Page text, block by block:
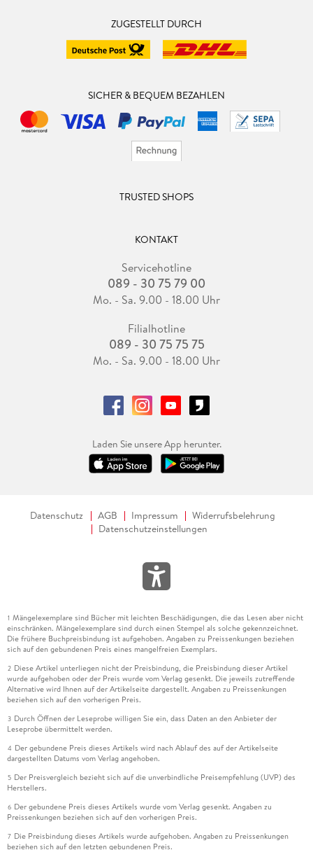
ZUGESTELLT DURCH
SICHER & BEQUEM BEZAHLEN
TRUSTED SHOPS
KONTAKT
Servicehotline
089 - 30 75 79 00
Mo. - Sa. 9.00 - 18.00 Uhr
Filialhotline
089 - 30 75 75 75
Mo. - Sa. 9.00 - 18.00 Uhr
Laden Sie unsere App herunter.
Datenschutz AGB Impressum
Widerrufsbelehrung
Datenschutzeinstellungen
1 Mängelexemplare sind Bücher mit leichten Beschädigungen, die das Lesen aber nicht
einschränken. Mängelexemplare sind durch einen Stempel als solche gekennzeichnet.
Die frühere Buchpreisbindung ist aufgehoben. Angaben zu Preissenkungen beziehen
sich auf den gebundenen Preis eines mangelfreien Exemplars.
2 Diese Artikel unterliegen nicht der Preisbindung, die Preisbindung dieser Artikel
wurde aufgehoben oder der Preis wurde vom Verlag gesenkt. Die jeweils zutreffende
Alternative wird Ihnen auf der Artikelseite dargestellt. Angaben zu Preissenkungen
beziehen sich auf den vorherigen Preis.
3 Durch Öffnen der Leseprobe willigen Sie ein, dass Daten an den Anbieter der
Leseprobe übermittelt werden.
4 Der gebundene Preis dieses Artikels wird nach Ablauf des auf der Artikelseite
dargestellten Datums vom Verlag angehoben.
5 Der Preisvergleich bezieht sich auf die unverbindliche Preisempfehlung (UVP) des
Herstellers.
6 Der gebundene Preis dieses Artikels wurde vom Verlag gesenkt. Angaben zu
Preissenkungen beziehen sich auf den vorherigen Preis.
7 Die Preisbindung dieses Artikels wurde aufgehoben. Angaben zu Preissenkungen
beziehen sich auf den letzten gebundenen Preis.